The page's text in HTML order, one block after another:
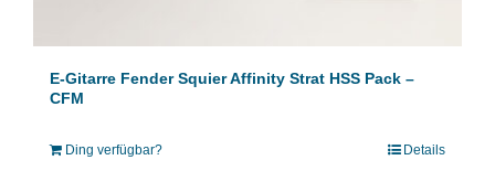
E-Gitarre Fender Squier Affinity Strat HSS Pack –
CFM
Ding verfügbar? Details